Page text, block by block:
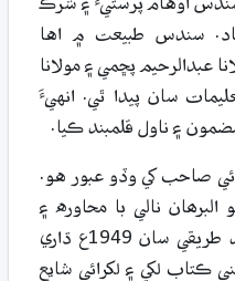
سندس طبيعت ۾ اها
عبدالرحيم پڇمي ۽ مولانا
سان پيدا ٿي. انهيءَ
۽ ناول قلمبند ڪيا.
صاحب کي وڏو عبور هو.
نالي با محاوره ۽
سليس ترجمو ترتيب ڏئي جديد طريقي سان 1949ع ڌاري
ڪتاب لکي ۽ لکرائي شايع